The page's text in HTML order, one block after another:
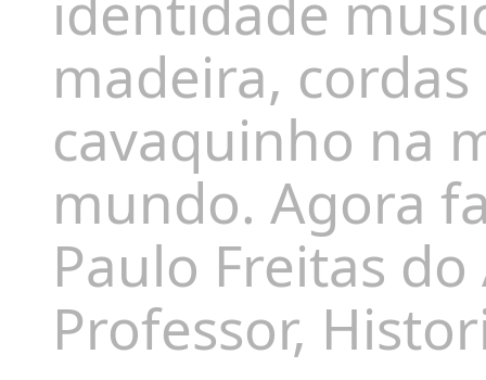
madeira,
cavaquinho na
mundo. Agora
Paulo Freitas
Professor,